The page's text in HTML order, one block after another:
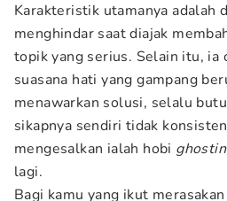
Karakteristik utamanya adalah
menghindar saat diajak
topik yang serius. Selain itu, ia
suasana hati yang gampang
menawarkan solusi, selalu
sikapnya sendiri tidak
mengesalkan ialah hobi
lagi.
Bagi kamu yang ikut